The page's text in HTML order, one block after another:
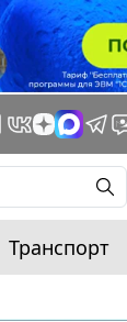
Транспорт